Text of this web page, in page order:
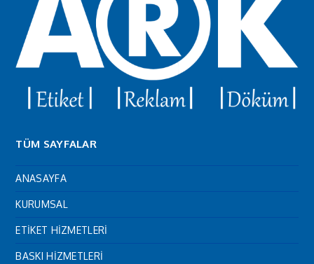
TÜM SAYFALAR
ANASAYFA
KURUMSAL
ETİKET HİZMETLERİ
BASKI HİZMETLERİ